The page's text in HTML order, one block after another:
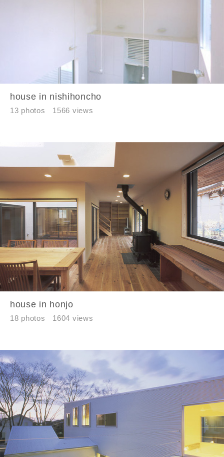
house in nishihoncho
13 photos 1566 views
house in honjo
18 photos 1604 views
同居する家族構成
資料請求にあたっての注意事項
当社は，当社の プライバシーポリシー
に則って，いただい
た情報を利用します。
当社はお客様からいただいた個人情報を，お客様が指定され
た専門家へ提供すること、または当社サービスのご案内のた
めに利用します。
当社は、本サービス又は利用契約に関し，お客様に発生した
損害について、債務不履行責任、不法行為責任、その他の法
律上の請求原因の如何を問わず賠償の責任を負わないものと
します。
当社は、お客様が本サービスを利用することにより第三者と
す。
入力内容を送信する
キャンセル